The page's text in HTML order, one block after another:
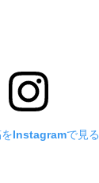
をInstagramで見る